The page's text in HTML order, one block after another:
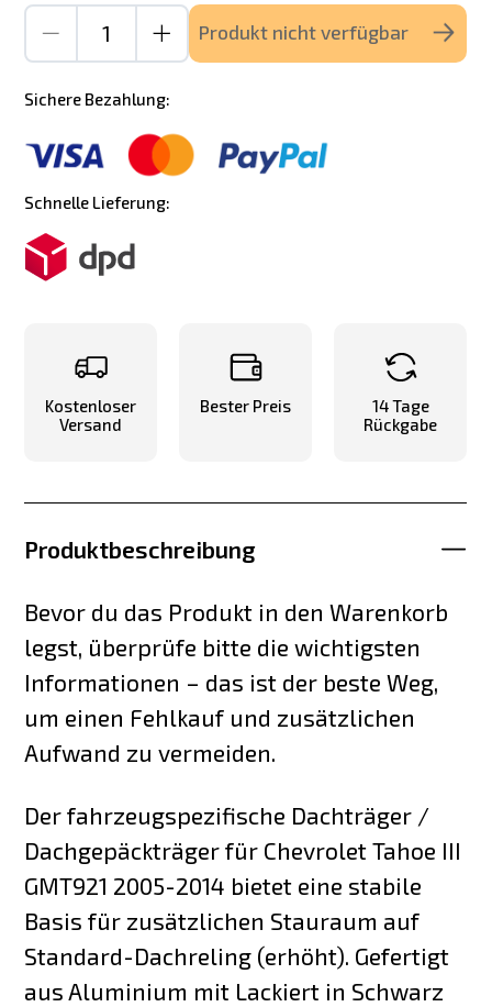
Produkt nicht verfügbar
Sichere Bezahlung:
Schnelle Lieferung:
Kostenloser
Versand
Bester Preis
14 Tage
Rückgabe
Produktbeschreibung
Bevor du das Produkt in den Warenkorb
legst, überprüfe bitte die wichtigsten
Informationen – das ist der beste Weg,
um einen Fehlkauf und zusätzlichen
Aufwand zu vermeiden.
Der fahrzeugspezifische Dachträger /
Dachgepäckträger für Chevrolet Tahoe III
GMT921 2005-2014 bietet eine stabile
Basis für zusätzlichen Stauraum auf
Standard-Dachreling (erhöht). Gefertigt
aus Aluminium mit Lackiert in Schwarz